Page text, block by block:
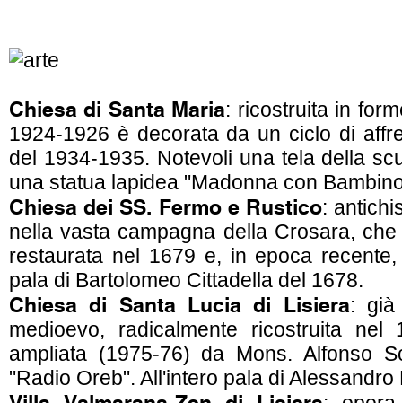
Chiesa di Santa Maria: ricostruita in
1924-1926 è decorata da un ciclo di
del 1934-1935. Notevoli una tela della
una statua lapidea "Madonna con
Chiesa dei SS. Fermo e Rustico:
nella vasta campagna della Crosara,
restaurata nel 1679 e, in epoca
pala di Bartolomeo Cittadella del 1678.
Chiesa di Santa Lucia di Lisiera: già
medioevo, radicalmente ricostruita nel
ampliata (1975-76) da Mons. Alfonso
"Radio Oreb". All'intero pala di Alessandro